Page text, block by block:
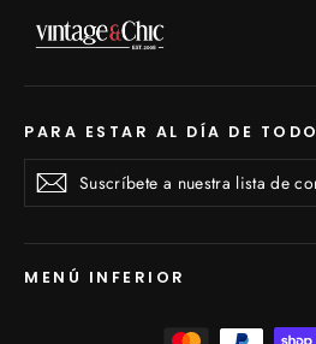
PARA ESTAR AL DÍA DE TODO
Suscríbete
nuestra
correo
SuscribirseSuscribirse
MENÚ INFERIOR